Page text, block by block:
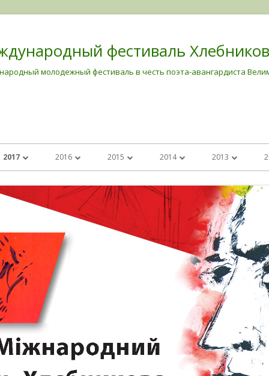
фестиваль
молодежный фестиваль в честь поэта-авангардиста
2019 ГОДА (6-8 ЛЕТ)
ПОБЕДИТЕЛИ КОНКУРСА РИСУНКОВ
2019 ГОДА (9-10 ЛЕТ)
ПОБЕДИТЕЛИ КОНКУРСА РИСУНКОВ
2019 Г. (11-13 ЛЕТ, ГРАФИКА)
ПОБЕДИТЕЛИ КОНКУРСА РИСУНКОВ
2019 Г. (11-13 ЛЕТ, ЖИВОПИСЬ)
ПОБЕДИТЕЛИ КОНКУРСА РИСУНКОВ
2019 Г. (14-16 ЛЕТ, ГРАФИКА)
В
2018 ГОДА
2017
РИСУНКА И ВЫСТАВКИ В ЧЕСТЬ ГОДА
ЯПОНИИ В УКРАИНЕ
МІЖНАРОДНИЙ КОНКУРС
МАЛЮНКА (2017), ПРИСВЯЧЕНИЙ
ПИСЬМЕННИКУ-АВАНГАРДИСТУ
ВЕЛІМИРУ ХЛЄБНИКОВУ
(ПОЛОЖЕННЯ)
2016
ФЕСТИВАЛЬ ХЛЕБНИКОВА В
ЗАПОРОЖЬЕ
ШЕСТОЙ МЕЖДУНАРОДНЫЙ КОНКУРС
РИСУНКА В ЧЕСТЬ ХЛЕБНИКОВА
2015
ФЕСТИВАЛЬ ХЛЕБНИКОВА В
ЗАПОРОЖЬЕ
МЕЖДУНАРОДНЫЙ КОНКУРС
РИСУНКА «СМЕЛЫХ ЗАМЫСЛОВ ДЕТИ,
СМЕЛЫХ РАЗУМОВ СЫН»
2014
ФЕСТИВАЛЬ ХЛЕБНИКОВА В
ЗАПОРОЖЬЕ
МЕЖДУНАРОДНЫЙ КОНКУРС
РИСУНКА «ЛЮДИ! УТОПИМ
СОЛНЕЧНОМ СВЕТЕ!»
ТВОРЧЕСКИЙ ВЕЧЕР КО ДНЮ
РОЖДЕНИЯ ВЕЛИМИРА
ФУТУРИСТИЧЕСКАЯ
«ПРОСТРАНСТВЕННАЯ
МАСТЕР-КЛАСС
2013
ФЕСТИВАЛЬ
ЗАПОРОЖЬЕ
ВЕЛИМИРУ»
КОНКУРСЫ
2013 ГОДА
ВЫСТАВКИ
РИСУНКОВ